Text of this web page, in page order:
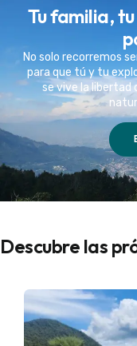
Tu familia,
No solo recorremos
para que tú y tu
se vive la libertad
Descubre las